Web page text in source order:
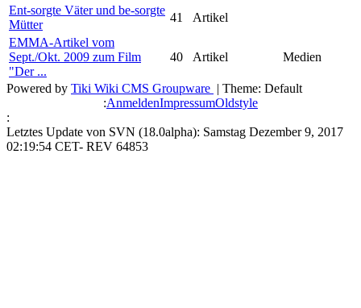
Ent-sorgte Väter und be-sorgte
Mütter
41
Artikel
EMMA-Artikel vom
Sept./Okt. 2009 zum Film
"Der ...
40 Artikel Medien
Powered by Tiki Wiki CMS Groupware | Theme: Default
:AnmeldenImpressumOldstyle
:
Letztes Update von SVN (18.0alpha): Samstag Dezember 9, 2017
02:19:54 CET- REV 64853